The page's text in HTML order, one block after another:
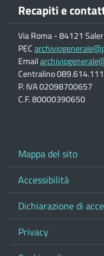
Recapiti e
Via Roma - 84121
PEC
Email
Centralino 089.614.111
P. IVA 02098700657
C.F. 80000390650
Mappa del sito
Accessibilità
Dichiarazione di
Privacy